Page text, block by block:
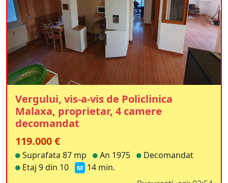
Vergului, vis-a-vis de Policlinica
Malaxa, proprietar, 4 camere
decomandat
119.000 €
Suprafata 87 mp An 1975
Decomandat
Etaj 9 din 10
M 14 min.